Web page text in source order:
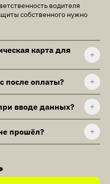
водителя
собственного нужно
карта для
после оплаты?
вводе данных?
прошёл?